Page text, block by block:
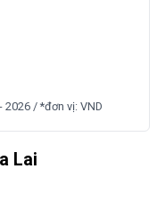
/ *đơn vị: VND
Lai